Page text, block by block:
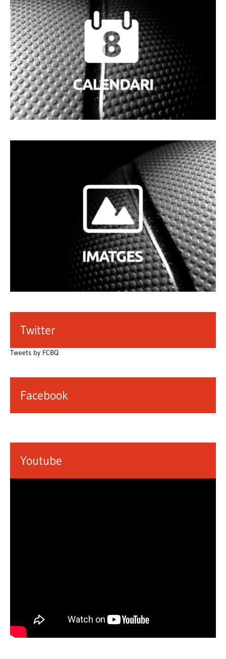
Twitter
Tweets by FCBQ
Facebook
Youtube